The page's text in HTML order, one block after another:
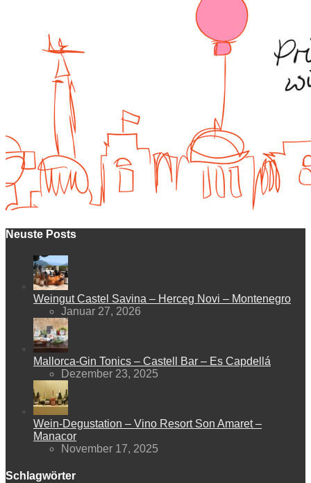
Neuste Posts
Weingut Castel Savina – Herceg Novi – Montenegro
Januar 27, 2026
Mallorca-Gin Tonics – Castell Bar – Es Capdellá
Dezember 23, 2025
Wein-Degustation – Vino Resort Son Amaret –
Manacor
November 17, 2025
Schlagwörter